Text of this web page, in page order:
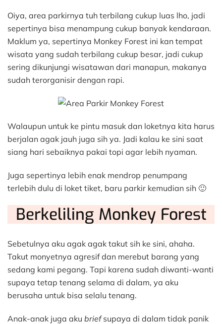
Oiya, area parkirnya tuh terbilang cukup luas lho, jadi
sepertinya bisa menampung cukup banyak kendaraan.
Maklum ya, sepertinya Monkey Forest ini kan tempat
wisata yang sudah terbilang cukup besar, jadi cukup
sering dikunjungi wisatawan dari manapun, makanya
sudah terorganisir dengan rapi.
Walaupun untuk ke pintu masuk dan loketnya kita harus
berjalan agak jauh juga sih ya. Jadi kalau ke sini saat
siang hari sebaiknya pakai topi agar lebih nyaman.
Juga sepertinya lebih enak mendrop penumpang
terlebih dulu di loket tiket, baru parkir kemudian sih 🙂
Berkeliling Monkey Forest
Sebetulnya aku agak agak takut sih ke sini, ahaha.
Takut monyetnya agresif dan merebut barang yang
sedang kami pegang. Tapi karena sudah diwanti-wanti
supaya tetap tenang selama di dalam, ya aku
berusaha untuk bisa selalu tenang.
Anak-anak juga aku briefsupaya di dalam tidak panik